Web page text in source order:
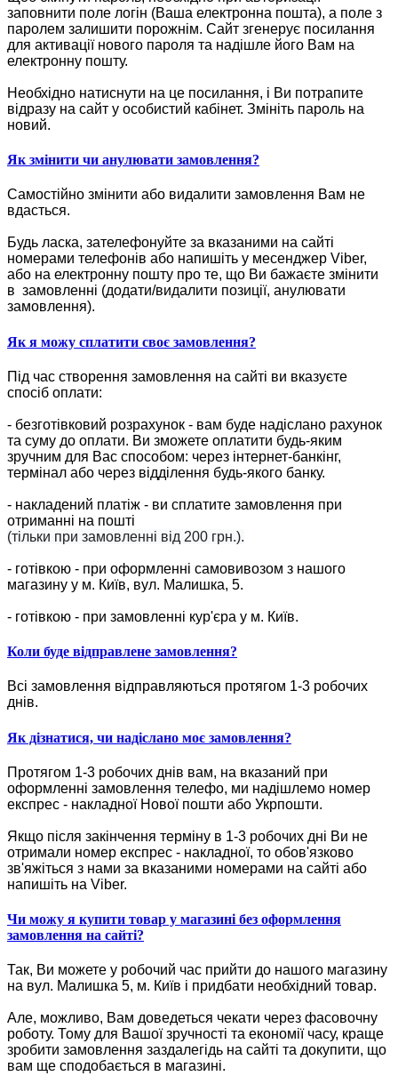
заповнити поле логін (Ваша електронна пошта), а поле з
паролем залишити порожнім. Сайт згенерує посилання
для активації нового пароля та надішле його Вам на
електронну пошту.
Необхідно натиснути на це посилання, і Ви потрапите
відразу на сайт у особистий кабінет. Змініть пароль на
новий.
Як змінити чи анулювати замовлення?
Самостійно змінити або видалити замовлення Вам не
вдасться.
Будь ласка, зателефонуйте за вказаними на сайті
номерами телефонів або напишіть у месенджер Viber,
або на електронну пошту про те, що Ви бажаєте змінити
в замовленні (додати/видалити позиції, анулювати
замовлення).
Як я можу сплатити своє замовлення?
Під час створення замовлення на сайті ви вказуєте
спосіб оплати:
- безготівковий розрахунок - вам буде надіслано рахунок
та суму до оплати. Ви зможете оплатити будь-яким
зручним для Вас способом: через інтернет-банкінг,
термінал або через відділення будь-якого банку.
- накладений платіж - ви сплатите замовлення при
отриманні на пошті
(тільки при замовленні від 200 грн.).
- готівкою - при оформленні самовивозом з нашого
магазину у м. Київ, вул. Малишка, 5.
- готівкою - при замовленні кур'єра у м. Київ.
Коли буде відправлене замовлення?
Всі замовлення відправляються протягом 1-3 робочих
днів.
Як дізнатися, чи надіслано моє замовлення?
Протягом 1-3 робочих днів вам, на вказаний при
оформленні замовлення телефо, ми надішлемо номер
експрес - накладної Нової пошти або Укрпошти.
Якщо після закінчення терміну в 1-3 робочих дні Ви не
отримали номер експрес - накладної, то обов'язково
зв'яжіться з нами за вказаними номерами на сайті або
напишіть на Viber.
Чи можу я купити товар у магазині без оформлення
замовлення на сайті?
Так, Ви можете у робочий час прийти до нашого магазину
на вул. Малишка 5, м. Київ і придбати необхідний товар.
Але, можливо, Вам доведеться чекати через фасовочну
роботу. Тому для Вашої зручності та економії часу, краще
зробити замовлення заздалегідь на сайті та докупити, що
вам ще сподобається в магазині.